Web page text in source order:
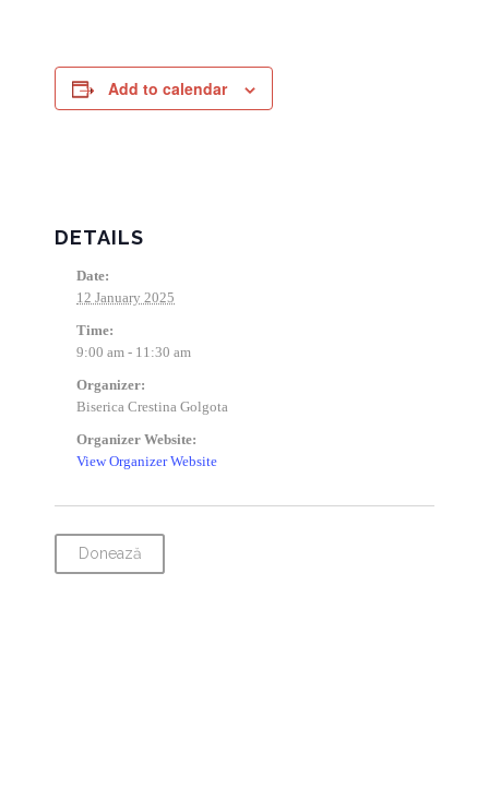
Add to calendar
DETAILS
Date:
12 January 2025
Time:
9:00 am - 11:30 am
Organizer:
Biserica Crestina Golgota
Organizer Website:
View Organizer Website
Donează